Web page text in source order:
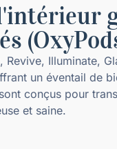
Illuminate,
un éventail de
conçus pour
et saine.